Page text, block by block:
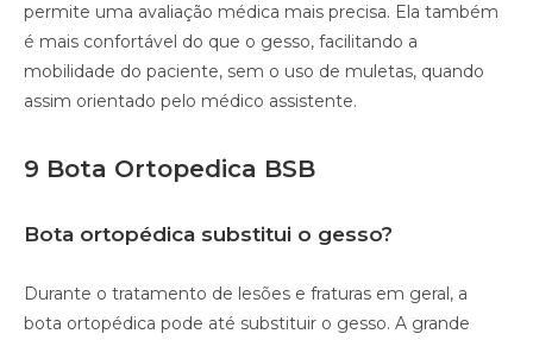
permite uma avaliação médica mais precisa. Ela também
é mais confortável do que o gesso, facilitando a
mobilidade do paciente, sem o uso de muletas, quando
assim orientado pelo médico assistente.
9 Bota Ortopedica BSB
Bota ortopédica substitui o gesso?
Durante o tratamento de lesões e fraturas em geral, a
bota ortopédica pode até substituir o gesso. A grande